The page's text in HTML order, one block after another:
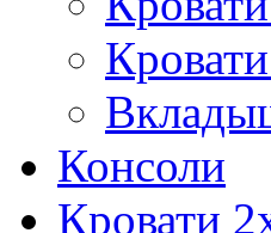
Консоли
Кровати